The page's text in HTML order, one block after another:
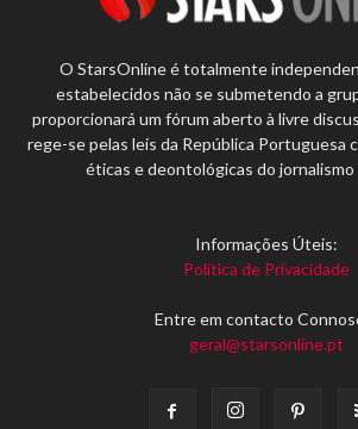
O StarsOnline é totalmente
estabelecidos não se submetendo a
proporcionará um fórum aberto à livre
rege-se pelas leis da República Portuguesa
éticas e deontológicas do
Informações Úteis:
Política de Privacidade
Entre em contacto
geral@starsonline.pt